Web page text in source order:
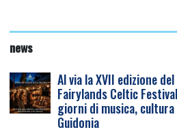
news
Al via la XVII edizione del
Fairylands Celtic
giorni di musica, cultura
Guidonia